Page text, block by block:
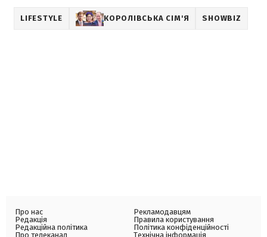
LIFESTYLE КОРОЛІВСЬКА СІМ'Я SHOWBIZ
Про нас
Редакція
Редакційна політика
Про телеканал
Рекламодавцям
Правила користування
Політика конфіденційності
Технічна інформація